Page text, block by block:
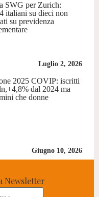
SWG per Zurich:
italiani su dieci non
su previdenza
Luglio 2, 2026
2025 COVIP: iscritti
dal 2024 ma
che donne
Giugno 10, 2026
Newsletter